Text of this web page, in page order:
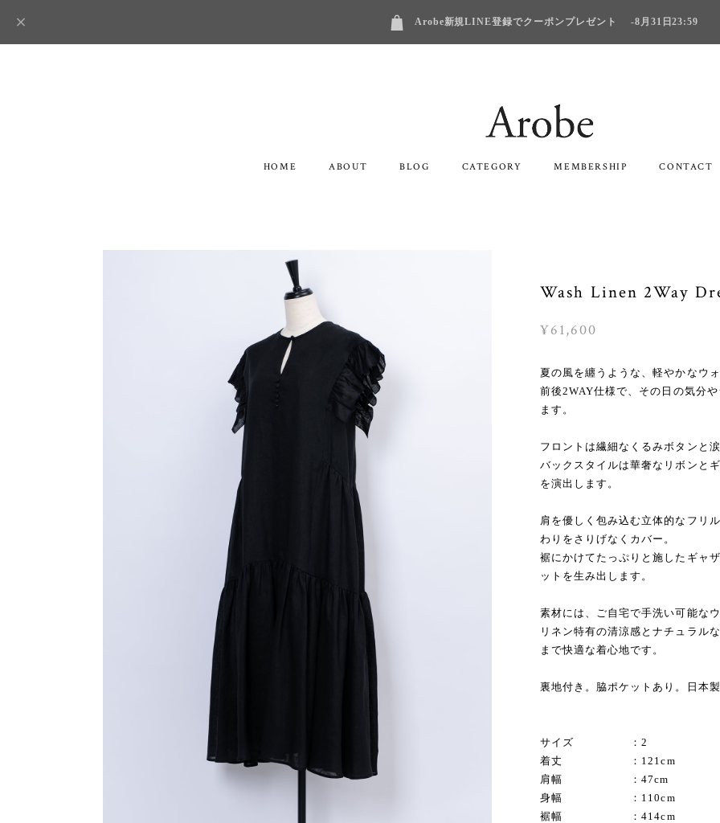
Arobe新規LINE登録でクーポンプレゼント -8月31日23:59
HOME ABOUT BLOG CATEGORY MEMBERSHIP CONTACT
Wash Linen 2Way
¥61,600
夏の風を纏うような、軽やかなウ
前後2WAY仕様で、その日の気分
ます。
フロントは繊細なくるみボタンと
バックスタイルは華奢なリボンと
を演出します。
肩を優しく包み込む立体的なフリ
わりをさりげなくカバー。
裾にかけてたっぷりと施したギャ
ットを生み出します。
素材には、ご自宅で手洗い可能な
リネン特有の清涼感とナチュラル
まで快適な着心地です。
裏地付き。脇ポケットあり。日本製
サイズ ：2
着丈 ：121cm
肩幅 ：47cm
身幅 ：110cm
裾幅 ：414cm